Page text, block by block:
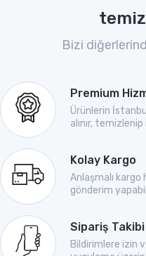
Bizi
Premium
Ürünlerin
alınır,
Kolay Kargo
Anlaşmalı
gönderim
Sipariş Takibi
Bildirimlere izin